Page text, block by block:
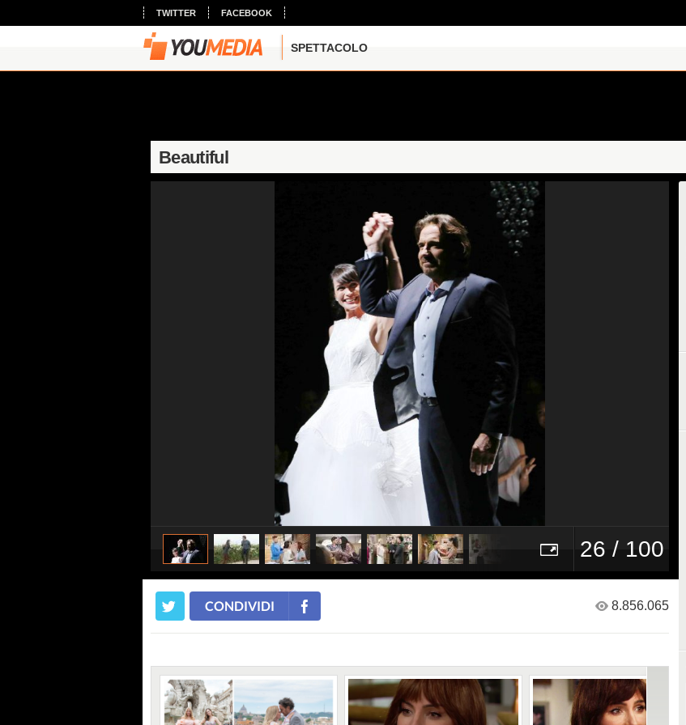
TWITTER FACEBOOK
SPETTACOLO
Beautiful
26 / 100
CONDIVIDI 8.856.065